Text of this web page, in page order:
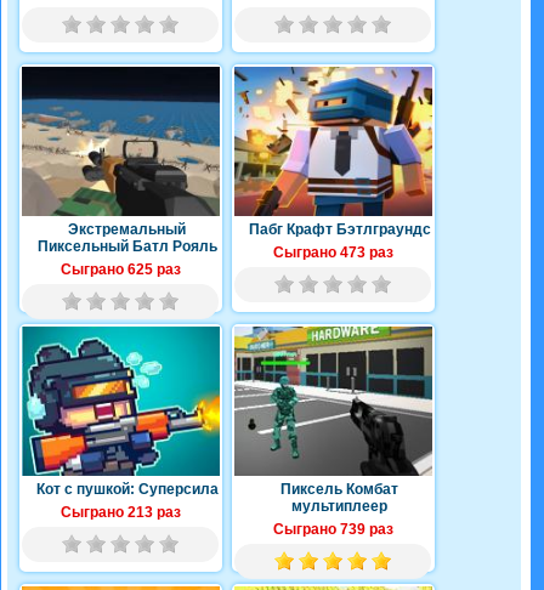
Экстремальный
Пиксельный Батл Рояль
Сыграно 625 раз
Пабг Крафт Бэтлграундс
Сыграно 473 раз
Кот с пушкой: Суперсила
Сыграно 213 раз
Пиксель Комбат
мультиплеер
Сыграно 739 раз